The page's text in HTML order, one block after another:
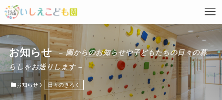
お知らせ
– 園からのお知らせや子どもたちの日々の暮
らしをお送りします –
お知らせ 日々のきろく